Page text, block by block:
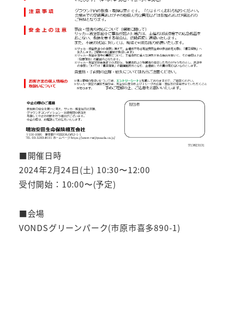
■開催日時
2024年2月24日(土) 10:30〜12:00
受付開始：10:00〜(予定)
■会場
VONDSグリーンパーク(市原市喜多890-1)